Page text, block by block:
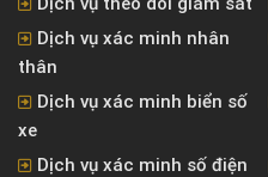
Dịch vụ xác minh nhân
thân
Dịch vụ xác minh biển số
xe
Dịch vụ xác minh số điện